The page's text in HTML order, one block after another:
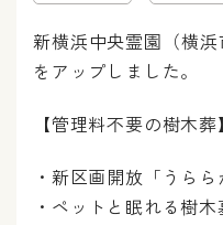
新横浜中央霊園（横
をアップしました。
【管理料不要の樹木葬】
・新区画開放「うらら
・ペットと眠れる樹木